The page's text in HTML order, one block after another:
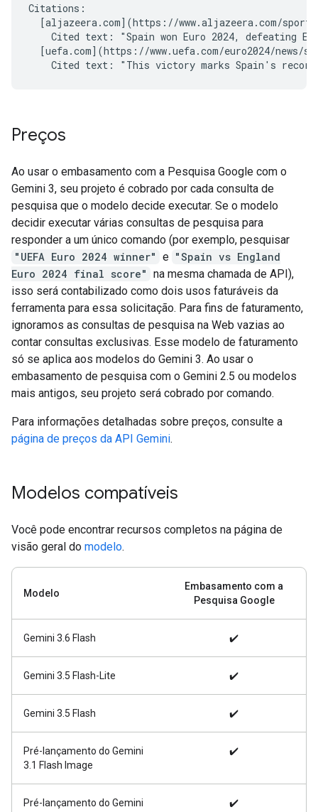
Citations:
[aljazeera.com](https://www.aljazeera.com/
Cited text: "Spain won Euro 2024, defeating
[uefa.com](https://www.uefa.com/euro2024/news/
Preços
Ao usar o embasamento com a Pesquisa Google com o
Gemini 3, seu projeto é cobrado por cada consulta de
pesquisa que o modelo decide executar. Se o modelo
decidir executar várias consultas de pesquisa para
responder a um único comando (por exemplo, pesquisar
"UEFA Euro 2024 winner" e "Spain vs England
Euro 2024 final score" na mesma chamada de API),
isso será contabilizado como dois usos faturáveis da
ferramenta para essa solicitação. Para fins de faturamento,
ignoramos as consultas de pesquisa na Web vazias ao
contar consultas exclusivas. Esse modelo de faturamento
só se aplica aos modelos do Gemini 3. Ao usar o
embasamento de pesquisa com o Gemini 2.5 ou modelos
mais antigos, seu projeto será cobrado por comando.
Para informações detalhadas sobre preços, consulte a
página de preços da API Gemini.
Modelos compatíveis
Você pode encontrar recursos completos na página de
visão geral do modelo.
Modelo
Embasamento com a
Pesquisa Google
Gemini 3.6 Flash ✔️
Gemini 3.5 Flash-Lite ✔️
Gemini 3.5 Flash ✔️
Pré-lançamento do Gemini
3.1 Flash Image
✔️
Pré-lançamento do Gemini
✔️